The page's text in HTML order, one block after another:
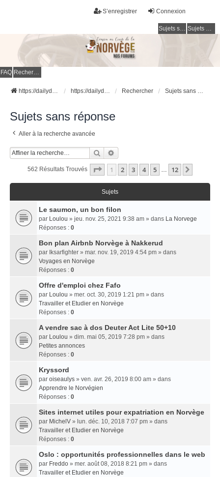
Connexion
S’enregistrer
Sujets sans réponse Sujets actifs
FAQ Rechercher
https://dailydigesthub.com https://dailydigesthub.com Rechercher Sujets sans réponse
Sujets sans réponse
Aller à la recherche avancée
Rechercher
562 Résultats Trouvés Page 1Sur
1 2 3 4 5 … 12
Sujets
Le saumon, un bon filon
par Loulou » jeu. nov. 25, 2021 9:38 am » dans La Norvege
Réponses : 0
Bon plan Airbnb Norvège à Nakkerud
par Iksarfighter » mar. nov. 19, 2019 4:54 pm » dans
Voyages en Norvège
Réponses : 0
Offre d'emploi chez Fafo
par Loulou » mer. oct. 30, 2019 1:21 pm » dans
Travailler et Etudier en Norvège
Réponses : 0
A vendre sac à dos Deuter Act Lite 50+10
par Loulou » dim. mai 05, 2019 7:28 pm » dans
Petites annonces
Réponses : 0
Kryssord
par oiseaulys » ven. avr. 26, 2019 8:00 am » dans
Apprendre le Norvégien
Réponses : 0
Sites internet utiles pour expatriation en Norvège
par MichelV » lun. déc. 10, 2018 7:07 pm » dans
Travailler et Etudier en Norvège
Réponses : 0
Oslo : opportunités professionnelles dans le web
par Freddo » mer. août 08, 2018 8:21 pm » dans
Travailler et Etudier en Norvège